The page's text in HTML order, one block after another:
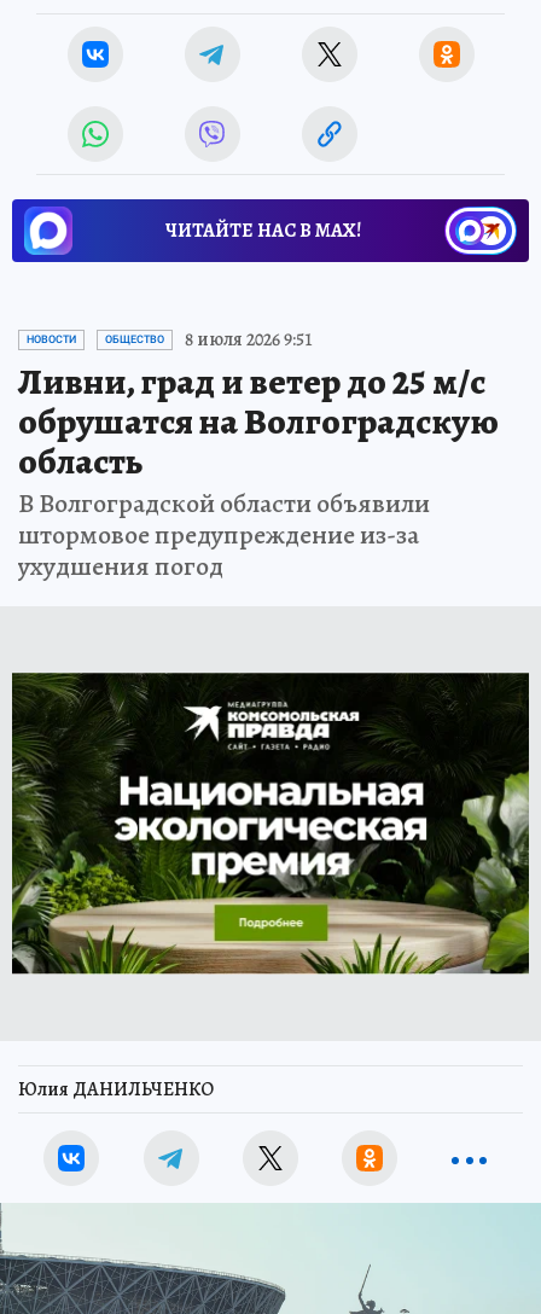
ЧИТАЙТЕ НАС В МАХ!
НОВОСТИ ОБЩЕСТВО 8 июля 2026 9:51
Ливни, град и ветер до 25 м/с
обрушатся на Волгоградскую
область
В Волгоградской области объявили
штормовое предупреждение из-за
ухудшения погод
Юлия ДАНИЛЬЧЕНКО